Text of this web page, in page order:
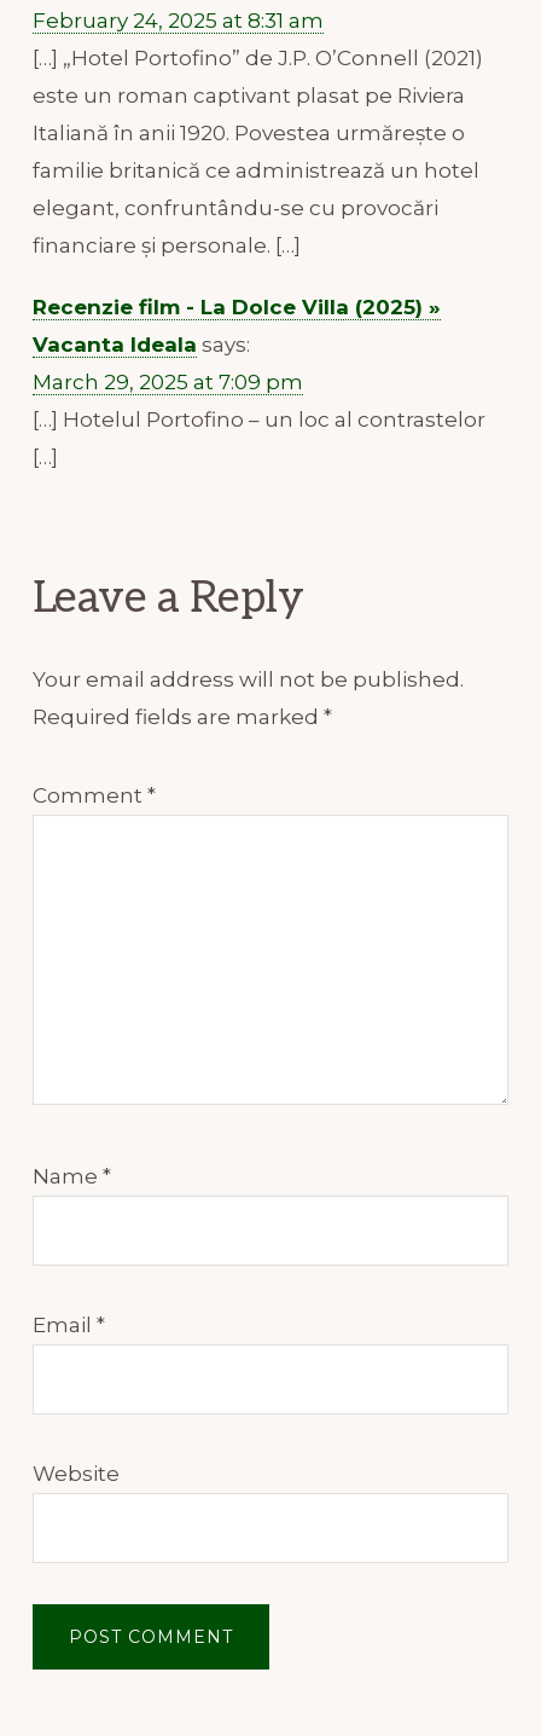
February 24, 2025 at 8:31 am
[…] „Hotel Portofino” de J.P. O’Connell (2021)
este un roman captivant plasat pe Riviera
Italiană în anii 1920. Povestea urmărește o
familie britanică ce administrează un hotel
elegant, confruntându-se cu provocări
financiare și personale. […]
Recenzie film - La Dolce Villa (2025) »
Vacanta Ideala says:
March 29, 2025 at 7:09 pm
[…] Hotelul Portofino – un loc al contrastelor
[…]
Leave a Reply
Your email address will not be published.
Required fields are marked *
Comment *
Name *
Email *
Website